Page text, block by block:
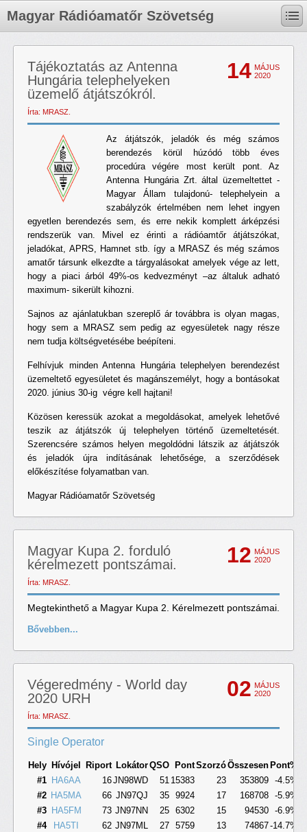
Magyar Rádióamatőr Szövetség
14 MÁJUS
2020
Tájékoztatás az Antenna
Hungária telephelyeken
üzemelő átjátszókról.
Írta: MRASZ.
Az átjátszók, jeladók és még számos
berendezés körül húzódó több éves
procedúra végére most került pont. Az
Antenna Hungária Zrt. által üzemeltettet -
Magyar Állam tulajdonú- telephelyein a
szabályzók értelmében nem lehet ingyen
egyetlen berendezés sem, és erre nekik komplett árképzési
rendszerük van. Mivel ez érinti a rádióamtőr átjátszókat,
jeladókat, APRS, Hamnet stb. így a MRASZ és még számos
amatőr társunk elkezdte a tárgyalásokat amelyek vége az lett,
hogy a piaci árból 49%-os kedvezményt –az általuk adható
maximum- sikerült kihozni.
Sajnos az ajánlatukban szereplő ár továbbra is olyan magas,
hogy sem a MRASZ sem pedig az egyesületek nagy része
nem tudja költségvetésébe beépíteni.
Felhívjuk minden Antenna Hungária telephelyen berendezést
üzemeltető egyesületet és magánszemélyt, hogy a bontásokat
2020. június 30-ig végre kell hajtani!
Közösen keressük azokat a megoldásokat, amelyek lehetővé
teszik az átjátszók új telephelyen történő üzemeltetését.
Szerencsére számos helyen megoldódni látszik az átjátszók
és jeladók újra indításának lehetősége, a szerződések
előkészítése folyamatban van.
Magyar Rádióamatőr Szövetség
12 MÁJUS
2020
Magyar Kupa 2. forduló
kérelmezett pontszámai.
Írta: MRASZ.
Megtekinthető a Magyar Kupa 2. Kérelmezett pontszámai.
Bővebben...
02 MÁJUS
2020
Végeredmény - World day
2020 URH
Írta: MRASZ.
Single Operator
Hely Hívójel Riport LokátorQSO PontSzorzóÖsszesen Pont%
#1 HA6AA 16JN98WD 51 15383 23 353809 -4.5%
#2 HA5MA 66 JN97QJ 35 9924 17 168708 -5.9%
#3 HA5FM 73 JN97NN 25 6302 15 94530 -6.9%
#4
HA5TI 62 JN97ML 27 5759 13 74867-14.7%